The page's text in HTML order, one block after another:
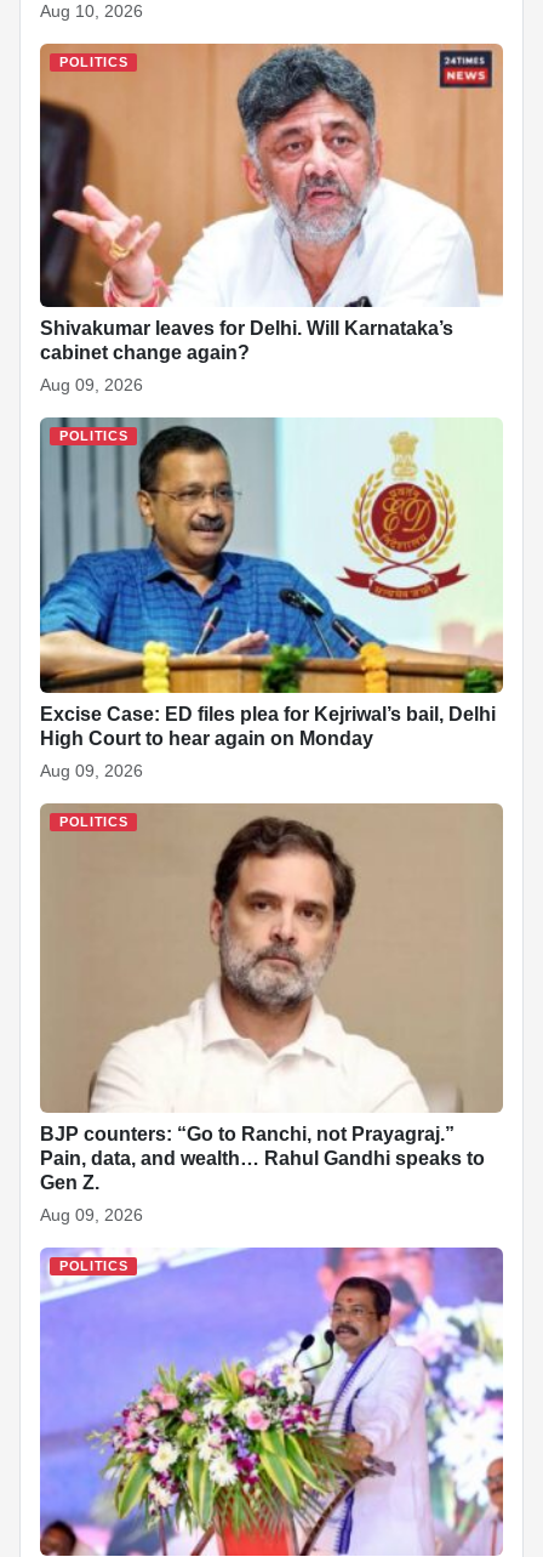
Aug 10, 2026
POLITICS
Shivakumar leaves for Delhi. Will Karnataka’s
cabinet change again?
Aug 09, 2026
POLITICS
Excise Case: ED files plea for Kejriwal’s bail, Delhi
High Court to hear again on Monday
Aug 09, 2026
POLITICS
BJP counters: “Go to Ranchi, not Prayagraj.”
Pain, data, and wealth… Rahul Gandhi speaks to
Gen Z.
Aug 09, 2026
POLITICS